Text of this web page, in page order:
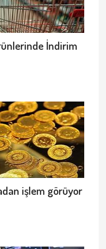
İndirim
işlem görüyor